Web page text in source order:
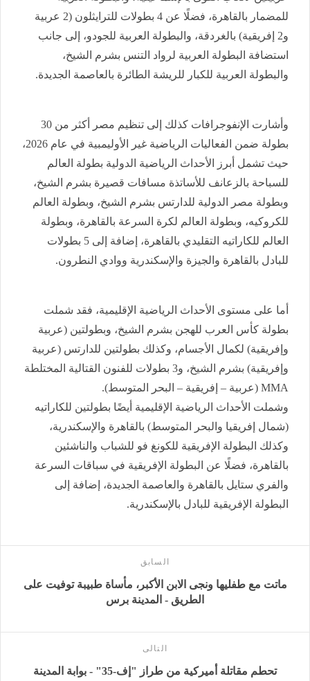
للمضمار بالقاهرة، فضلًا عن 4 بطولات للترايثلون (2 عربية
و2 إفريقية) بالغردقة، والبطولة العربية للجودو، إلى جانب
استضافة البطولة العربية لرواد التنس بشرم الشيخ،
والبطولة العربية للكبار للريشة الطائرة بالعاصمة الجديدة.
وأشارت الإنفوجرافات كذلك إلى تنظيم مصر أكثر من 30
بطولة ضمن الفعاليات الرياضية غير الأوليمبية في عام 2026،
حيث تشمل أبرز الأحداث الرياضية الدولية بطولة العالم
للسباحة بالزعانف للأساتذة مسافات قصيرة بشرم الشيخ،
وبطولة مصر الدولية للدارتس بشرم الشيخ، وبطولة العالم
للكروكيه، وبطولة العالم لكرة السرعة بالقاهرة، وبطولة
العالم للكاراتيه التقليدي بالقاهرة، إضافة إلى 5 بطولات
للبادل بالقاهرة والجيزة والإسكندرية ووادي النطرون.
أما على مستوى الأحداث الرياضية الإقليمية، فقد شملت
بطولة كأس العرب للهجن بشرم الشيخ، وبطولتين (عربية
وإفريقية) لكمال الأجسام، وكذلك بطولتين للدارتس (عربية
وإفريقية) بشرم الشيخ، و3 بطولات للفنون القتالية المختلطة
MMA (عربية – إفريقية – البحر المتوسط).
وشملت الأحداث الرياضية الإقليمية أيضًا بطولتين للكاراتيه
(شمال إفريقيا والبحر المتوسط) بالقاهرة والإسكندرية،
وكذلك البطولة الإفريقية للكونغ فو للشباب والناشئين
بالقاهرة، فضلًا عن البطولة الإفريقية في سباقات السرعة
والفري ستايل بالقاهرة والعاصمة الجديدة، إضافة إلى
البطولة الإفريقية للبادل بالإسكندرية.
السابق
ماتت مع طفليها ونجى الابن الأكبر، مأساة طبيبة توفيت على
الطريق - المدينة برس
التالى
تحطم مقاتلة أميركية من طراز "إف-35" - بوابة المدينة